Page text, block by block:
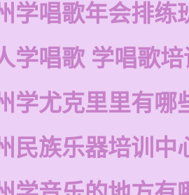
学唱歌年会排练
学唱歌 学唱歌培
学尤克里里有哪
民族乐器培训中